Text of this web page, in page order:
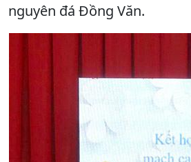
nguyên đá Đồng Văn.